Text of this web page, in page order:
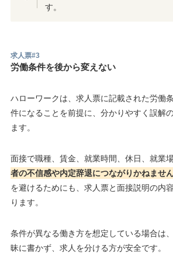
す。
求人票#3
労働条件を後から変えない
ハローワークは、求人票に記載された労働
件になることを前提に、分かりやすく誤解
ます。
面接で職種、賃金、就業時間、休日、就業
者の不信感や内定辞退につながりかねませ
を避けるためにも、求人票と面接説明の内
ります。
条件が異なる働き方を想定している場合は
昧に書かず、求人を分ける方が安全です。